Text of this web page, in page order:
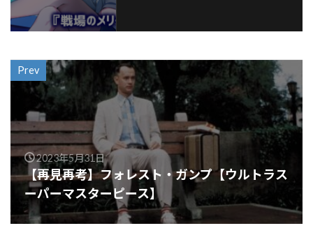
Prev
2023年5月31日
【再見再考】フォレスト・ガンプ【ウルトラス
ーパーマスターピース】